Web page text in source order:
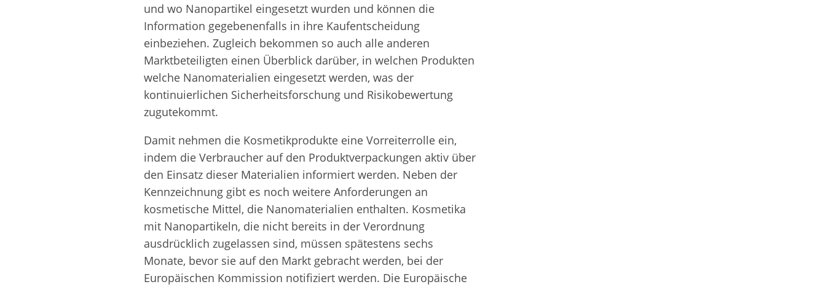
und wo Nanopartikel eingesetzt wurden und können die
Information gegebenenfalls in ihre Kaufentscheidung
einbeziehen. Zugleich bekommen so auch alle anderen
Marktbeteiligten einen Überblick darüber, in welchen Produkten
welche Nanomaterialien eingesetzt werden, was der
kontinuierlichen Sicherheitsforschung und Risikobewertung
zugutekommt.
Damit nehmen die Kosmetikprodukte eine Vorreiterrolle ein,
indem die Verbraucher auf den Produktverpackungen aktiv über
den Einsatz dieser Materialien informiert werden. Neben der
Kennzeichnung gibt es noch weitere Anforderungen an
kosmetische Mittel, die Nanomaterialien enthalten. Kosmetika
mit Nanopartikeln, die nicht bereits in der Verordnung
ausdrücklich zugelassen sind, müssen spätestens sechs
Monate, bevor sie auf den Markt gebracht werden, bei der
Europäischen Kommission notifiziert werden. Die Europäische